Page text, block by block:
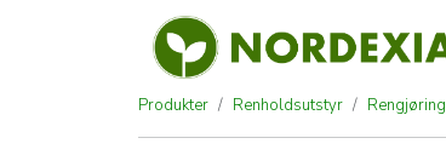
Produkter Renholdsutstyr